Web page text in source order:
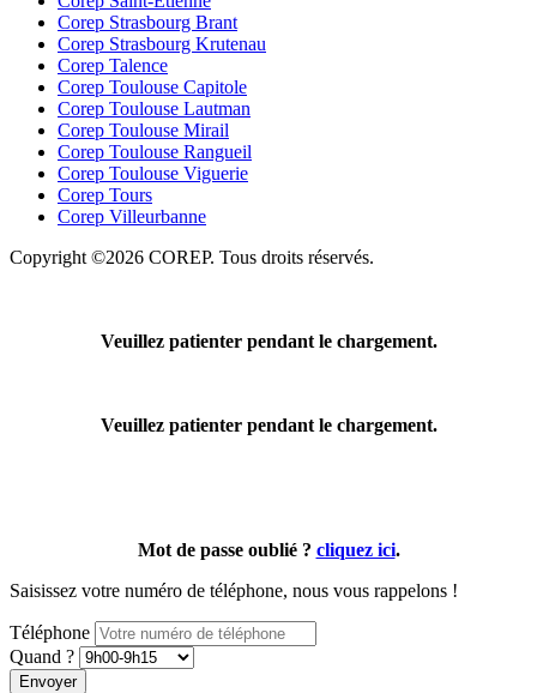
Corep Strasbourg Brant
Corep Strasbourg Krutenau
Corep Talence
Corep Toulouse Capitole
Corep Toulouse Lautman
Corep Toulouse Mirail
Corep Toulouse Rangueil
Corep Toulouse Viguerie
Corep Tours
Corep Villeurbanne
Copyright ©2026 COREP. Tous droits réservés.
Veuillez patienter pendant le chargement.
Veuillez patienter pendant le chargement.
Mot de passe oublié ? cliquez ici.
Saisissez votre numéro de téléphone, nous vous rappelons !
Téléphone
Quand ?
Envoyer